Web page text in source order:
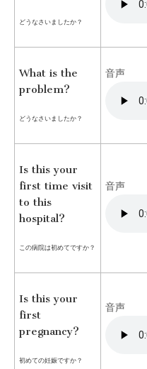
どうなさいましたか？
What is the
problem?
どうなさいましたか？
音声
Is this your
first time visit
to this
hospital?
この病院は初めてですか？
音声
Is this your
first
pregnancy?
初めての妊娠ですか？
音声